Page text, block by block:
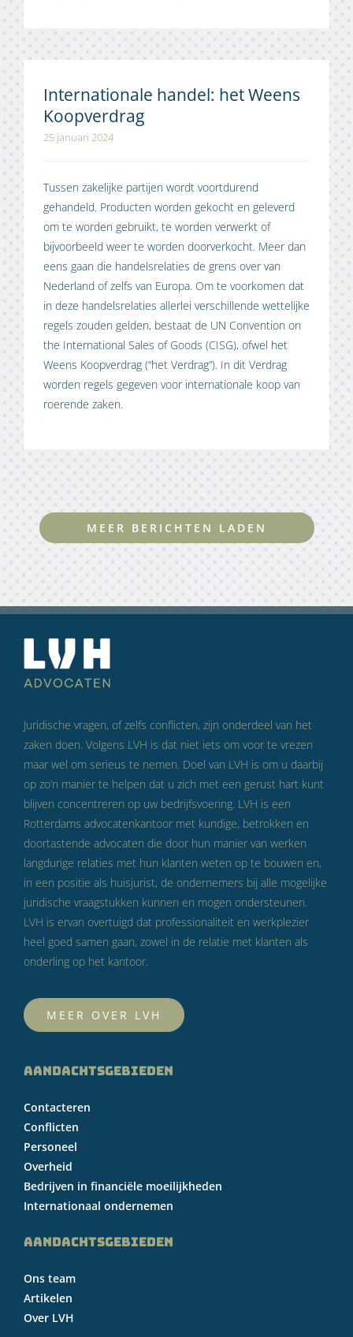
Internationale handel: het Weens
Koopverdrag
25 januari 2024
Tussen zakelijke partijen wordt voortdurend
gehandeld. Producten worden gekocht en geleverd
om te worden gebruikt, te worden verwerkt of
bijvoorbeeld weer te worden doorverkocht. Meer dan
eens gaan die handelsrelaties de grens over van
Nederland of zelfs van Europa. Om te voorkomen dat
in deze handelsrelaties allerlei verschillende wettelijke
regels zouden gelden, bestaat de UN Convention on
the International Sales of Goods (CISG), ofwel het
Weens Koopverdrag (“het Verdrag”). In dit Verdrag
worden regels gegeven voor internationale koop van
roerende zaken.
MEER BERICHTEN LADEN
Juridische vragen, of zelfs conflicten, zijn onderdeel van het
zaken doen. Volgens LVH is dat niet iets om voor te vrezen
maar wel om serieus te nemen. Doel van LVH is om u daarbij
op zo’n manier te helpen dat u zich met een gerust hart kunt
blijven concentreren op uw bedrijfsvoering. LVH is een
Rotterdams advocatenkantoor met kundige, betrokken en
doortastende advocaten die door hun manier van werken
langdurige relaties met hun klanten weten op te bouwen en,
in een positie als huisjurist, de ondernemers bij alle mogelijke
juridische vraagstukken kunnen en mogen ondersteunen.
LVH is ervan overtuigd dat professionaliteit en werkplezier
heel goed samen gaan, zowel in de relatie met klanten als
onderling op het kantoor.
MEER OVER LVH
AANDACHTSGEBIEDEN
Contacteren
Conflicten
Personeel
Overheid
Bedrijven in financiële moeilijkheden
Internationaal ondernemen
AANDACHTSGEBIEDEN
Ons team
Artikelen
Over LVH